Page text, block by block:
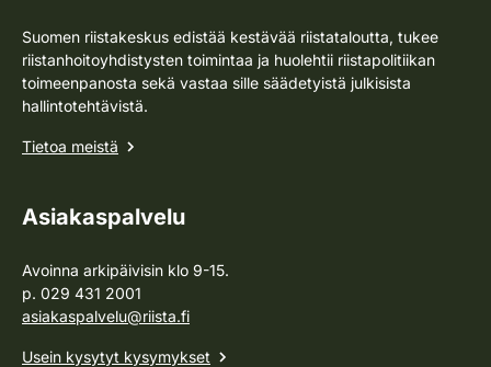
Suomen riistakeskus edistää kestävää riistataloutta, tukee
riistanhoitoyhdistysten toimintaa ja huolehtii riistapolitiikan
toimeenpanosta sekä vastaa sille säädetyistä julkisista
hallintotehtävistä.
Tietoa meistä
Asiakaspalvelu
Avoinna arkipäivisin klo 9-15.
p. 029 431 2001
asiakaspalvelu@riista.fi
Usein kysytyt kysymykset